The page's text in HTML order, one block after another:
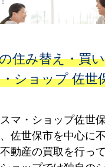
住み替え・買
ショップ 佐世
マ・ショップ佐世
佐世保市を中心に
動産の買取を行って